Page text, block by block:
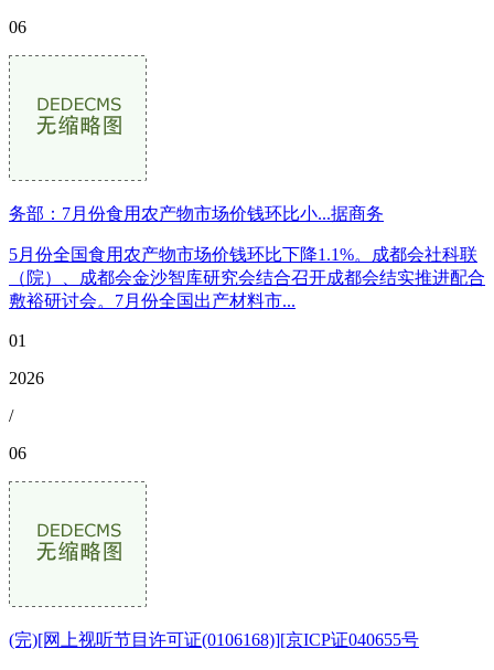
06
务部：7月份食用农产物市场价钱环比小...据商务
5月份全国食用农产物市场价钱环比下降1.1%。成都会社科联
（院）、成都会金沙智库研究会结合召开成都会结实推进配合
敷裕研讨会。7月份全国出产材料市...
01
2026
/
06
(完)[网上视听节目许可证(0106168)][京ICP证040655号